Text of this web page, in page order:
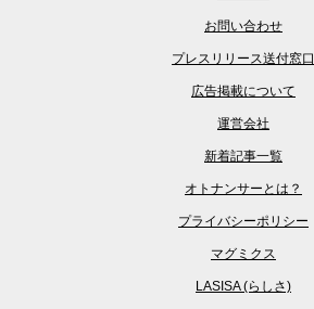
お問い合わせ
プレスリリース送付窓口
広告掲載について
運営会社
新着記事一覧
オトナンサーとは？
プライバシーポリシー
マグミクス
LASISA (らしさ)